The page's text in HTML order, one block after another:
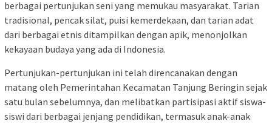
berbagai pertunjukan seni yang memukau masyarakat. Tarian
tradisional, pencak silat, puisi kemerdekaan, dan tarian adat
dari berbagai etnis ditampilkan dengan apik, menonjolkan
kekayaan budaya yang ada di Indonesia.
Pertunjukan-pertunjukan ini telah direncanakan dengan
matang oleh Pemerintahan Kecamatan Tanjung Beringin sejak
satu bulan sebelumnya, dan melibatkan partisipasi aktif siswa-
siswi dari berbagai jenjang pendidikan, termasuk anak-anak